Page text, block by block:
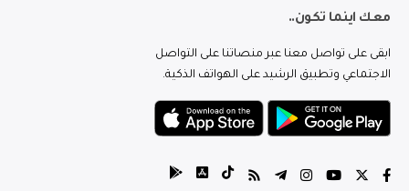
معك اينما تكون..
ابقى على تواصل معنا عبر منصاتنا على التواصل
الاجتماعي وتطبيق الرشيد على الهواتف الذكية.